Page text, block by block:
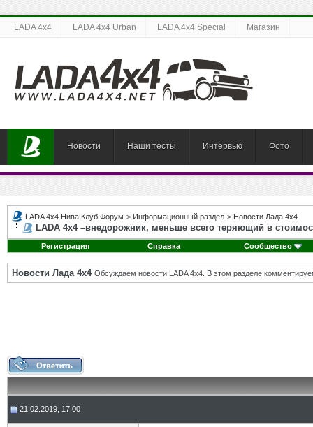
LADA 4x4 LADA 4x4 Urban LADA 4x4 Special Магазин
Новости Наши тесты Интервью Фото
LADA 4x4 Нива Клуб Форум > Информационный раздел > Новости Лада 4х4
LADA 4x4 –внедорожник, меньше всего теряющий в
Регистрация Справка Сообщество
Новости Лада 4х4 Обсуждаем новости LADA 4x4. В этом разделе
21.02.2019, 17:00